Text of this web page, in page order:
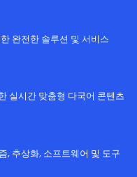
완전한 솔루션 및 서비스
실시간 맞춤형 다국어 콘텐츠
, 추상화, 소프트웨어 및 도구